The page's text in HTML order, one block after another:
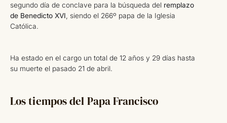
segundo día de conclave para la búsqueda del remplazo
de Benedicto XVI , siendo el 266º papa de la Iglesia
Católica.
Ha estado en el cargo un total de 12 años y 29 días hasta
su muerte el pasado 21 de abril.
Los tiempos del Papa Francisco